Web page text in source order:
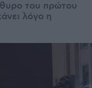
του πρώτου
λόγο η